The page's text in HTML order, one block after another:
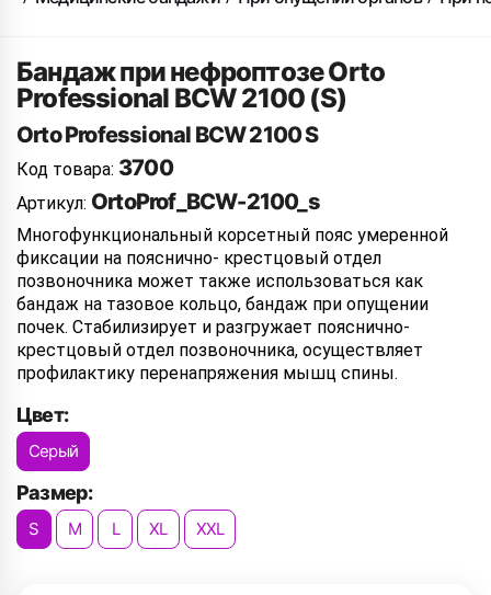
Бандаж при нефроптозе Orto
Professional BCW 2100 (S)
Orto Professional BCW 2100 S
Код товара: 3700
Артикул: OrtoProf_BCW-2100_s
Многофункциональный корсетный пояс умеренной
фиксации на пояснично- крестцовый отдел
позвоночника может также использоваться как
бандаж на тазовое кольцо, бандаж при опущении
почек. Стабилизирует и разгружает пояснично-
крестцовый отдел позвоночника, осуществляет
профилактику перенапряжения мышц спины.
Цвет:
Серый
Размер:
S M L XL XXL